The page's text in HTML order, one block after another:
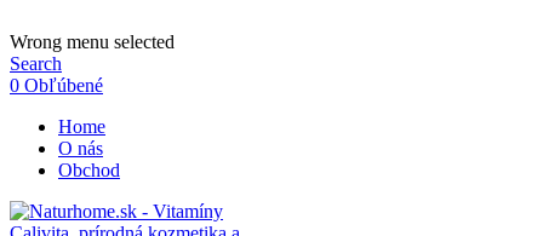
Wrong menu selected
Search
0 Obľúbené
Home
O nás
Obchod